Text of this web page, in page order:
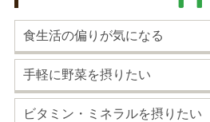
食生活の偏りが気になる
手軽に野菜を摂りたい
ビタミン・ミネラルを摂りたい